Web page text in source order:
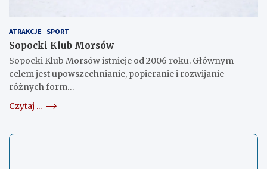
ATRAKCJE SPORT
Sopocki Klub Morsów
Sopocki Klub Morsów istnieje od 2006 roku. Głównym
celem jest upowszechnianie, popieranie i rozwijanie
różnych form…
Czytaj ...